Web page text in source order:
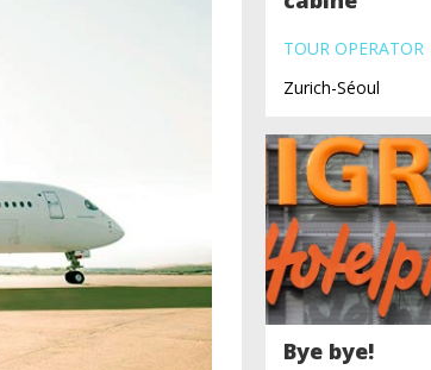
TOUR OPERATOR
Zurich-Séoul
Bye bye!